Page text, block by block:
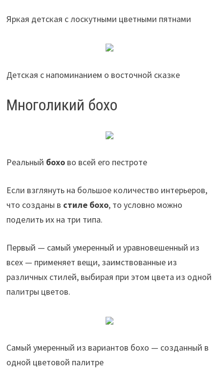
Яркая детская с лоскутными цветными пятнами
Детская с напоминанием о восточной сказке
Многоликий бохо
Реальный бохово всей его пестроте
Если взглянуть на большое количество интерьеров,
что созданы в стиле бохо, то условно можно
поделить их на три типа.
Первый — самый умеренный и уравновешенный из
всех — применяет вещи, заимствованные из
различных стилей, выбирая при этом цвета из одной
палитры цветов.
Самый умеренный из вариантов бохо — созданный в
одной цветовой палитре